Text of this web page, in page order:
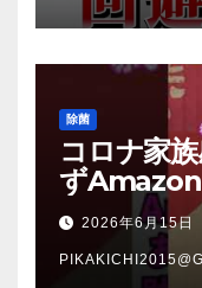
除菌
コロナ家
ず
介2026年6月15日